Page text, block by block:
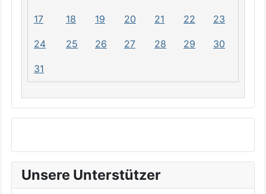
17 18 19 20 21 22 23
24 25 26 27 28 29 30
31
Unsere Unterstützer